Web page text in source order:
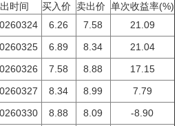
时间 买入价 卖出价 单次收益率(%)
6.26 7.58
21.09
6.89 8.34
21.04
7.58 8.88
17.15
8.34 8.99
7.79
8.88 8.09
-8.90